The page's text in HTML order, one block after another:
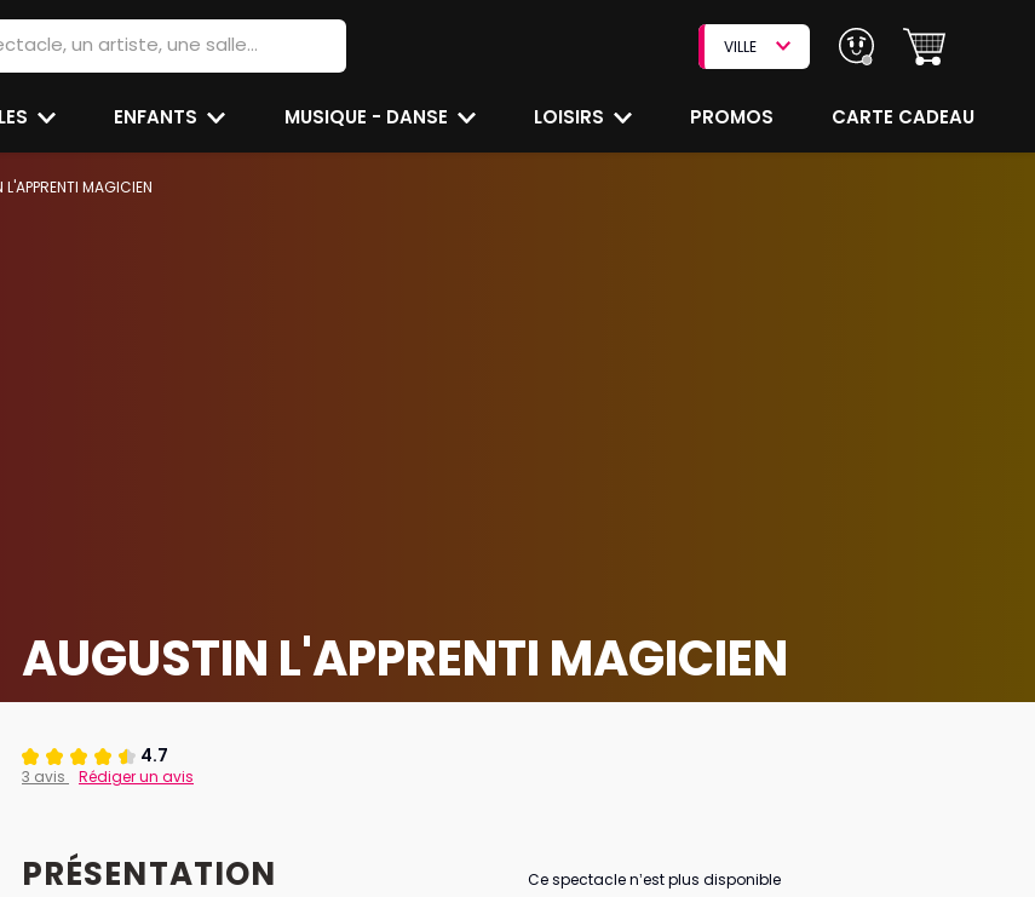
VILLE
ENFANTS MUSIQUE - DANSE LOISIRS PROMOS CARTE CADEAU
MAGICIEN
AUGUSTIN L'APPRENTI MAGICIEN
4.7
3 avis Rédiger un avis
PRÉSENTATION Ce spectacle n’est plus disponible